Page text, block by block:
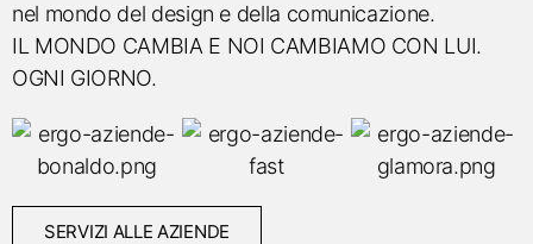
nel mondo del design e della comunicazione.
IL MONDO CAMBIA E NOI CAMBIAMO CON LUI.
OGNI GIORNO.
SERVIZI ALLE AZIENDE